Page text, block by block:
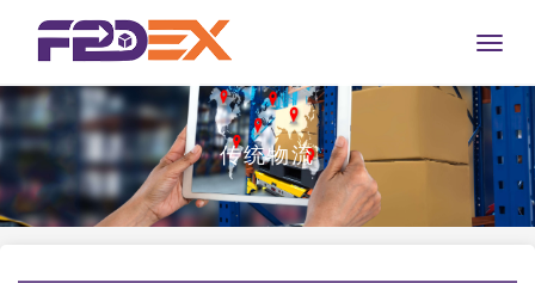
Toggle
传统物流